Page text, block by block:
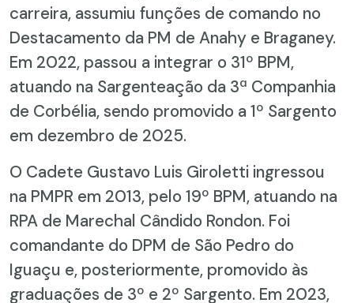
carreira, assumiu funções de comando no
Destacamento da PM de Anahy e Braganey.
Em 2022, passou a integrar o 31º BPM,
atuando na Sargenteação da 3ª Companhia
de Corbélia, sendo promovido a 1º Sargento
em dezembro de 2025.
O Cadete Gustavo Luis Giroletti ingressou
na PMPR em 2013, pelo 19º BPM, atuando na
RPA de Marechal Cândido Rondon. Foi
comandante do DPM de São Pedro do
Iguaçu e, posteriormente, promovido às
graduações de 3º e 2º Sargento. Em 2023,